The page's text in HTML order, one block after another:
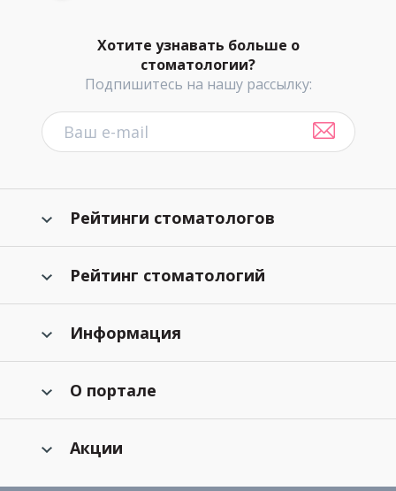
Хотите узнавать больше о
стоматологии?
Подпишитесь на нашу рассылку:
Рейтинги стоматологов
Рейтинг стоматологий
Информация
О портале
Акции